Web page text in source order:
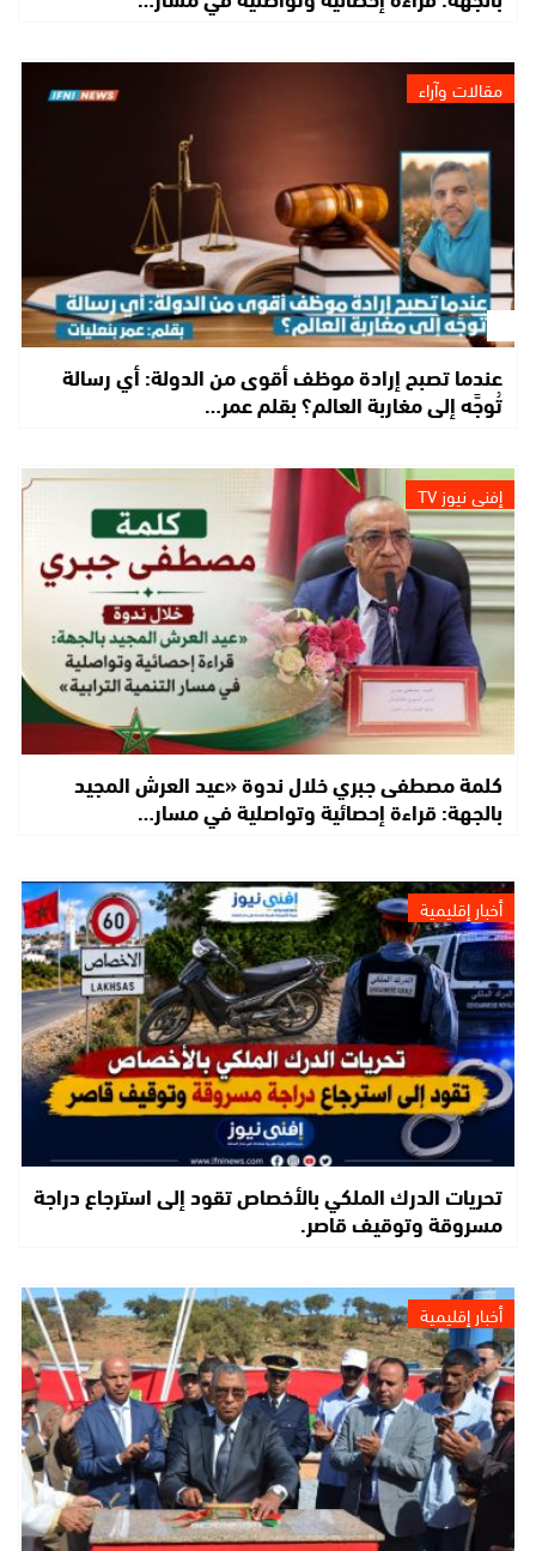
مقالات وآراء
عندما تصبح إرادة موظف أقوى من الدولة: أي رسالة
تُوجَّه إلى مغاربة العالم؟ بقلم عمر…
إفني نيوز TV
كلمة مصطفى جبري خلال ندوة «عيد العرش المجيد
بالجهة: قراءة إحصائية وتواصلية في مسار…
أخبار إقليمية
تحريات الدرك الملكي بالأخصاص تقود إلى استرجاع دراجة
مسروقة وتوقيف قاصر.
أخبار إقليمية